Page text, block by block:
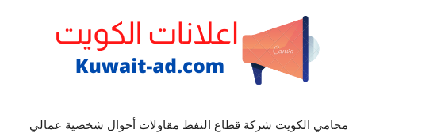
محامي الكويت شركة قطاع النفط مقاولات أحوال شخصية عمالي